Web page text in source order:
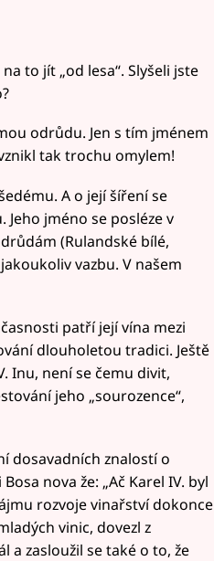
to jít „od lesa“. Slyšeli jste
odrůdu. Jen s tím jménem
tak trochu omylem!
A o její šíření se
jméno se posléze v
(Rulandské bílé,
vazbu. V našem
patří její vína mezi
dlouholetou tradici. Ještě
Inu, není se čemu divit,
jeho „sourozence“,
dosavadních znalostí o
nova že: „Ač Karel IV. byl
rozvoje vinařství dokonce
vinic, dovezl z
zasloužil se také o to, že